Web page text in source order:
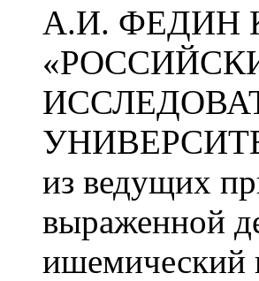
А.И. ФЕДИН
из ведущих
выраженной
ишемический